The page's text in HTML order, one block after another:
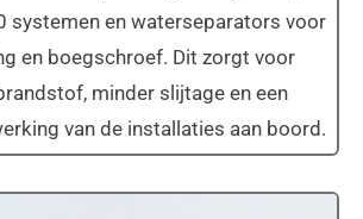
systemen en waterseparators voor
en boegschroef. Dit zorgt voor
minder slijtage en een
van de installaties aan boord.